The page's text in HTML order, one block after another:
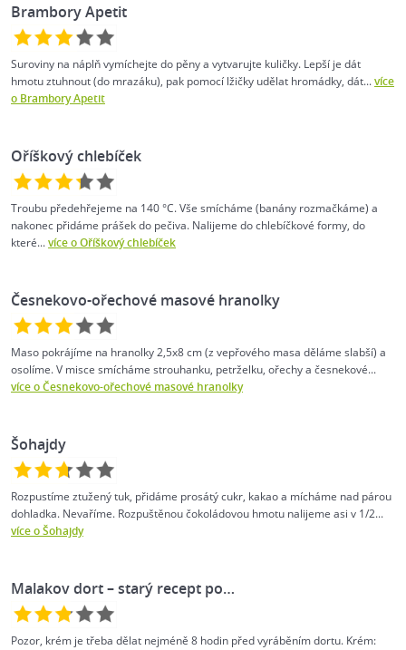
Brambory Apetit
Suroviny na náplň vymíchejte do pěny a vytvarujte kuličky. Lepší je dát
hmotu ztuhnout (do mrazáku), pak pomocí lžičky udělat hromádky, dát...více
o Brambory Apetit
Oříškový chlebíček
Troubu předehřejeme na 140 °C. Vše smícháme (banány rozmačkáme) a
nakonec přidáme prášek do pečiva. Nalijeme do chlebíčkové formy, do
které...více o Oříškový chlebíček
Česnekovo-ořechové masové hranolky
Maso pokrájíme na hranolky 2,5x8 cm (z vepřového masa děláme slabší) a
osolíme. V misce smícháme strouhanku, petrželku, ořechy a česnekové...
více o Česnekovo-ořechové masové hranolky
Šohajdy
Rozpustíme ztužený tuk, přidáme prosátý cukr, kakao a mícháme nad párou
dohladka. Nevaříme. Rozpuštěnou čokoládovou hmotu nalijeme asi v 1/2...
více o Šohajdy
Malakov dort –⁠ starý recept po…
Pozor, krém je třeba dělat nejméně 8 hodin před vyráběním dortu. Krém: